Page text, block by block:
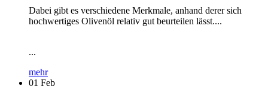
Dabei gibt es verschiedene Merkmale, anhand derer sich
hochwertiges Olivenöl relativ gut beurteilen lässt....
...
mehr
01 Feb